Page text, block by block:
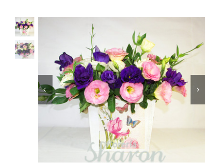
Tulipanes
Orquídeas
Tipo de Flor